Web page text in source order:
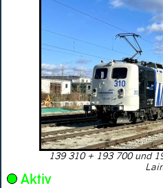
139 310 + 193 700 und
Aktiv